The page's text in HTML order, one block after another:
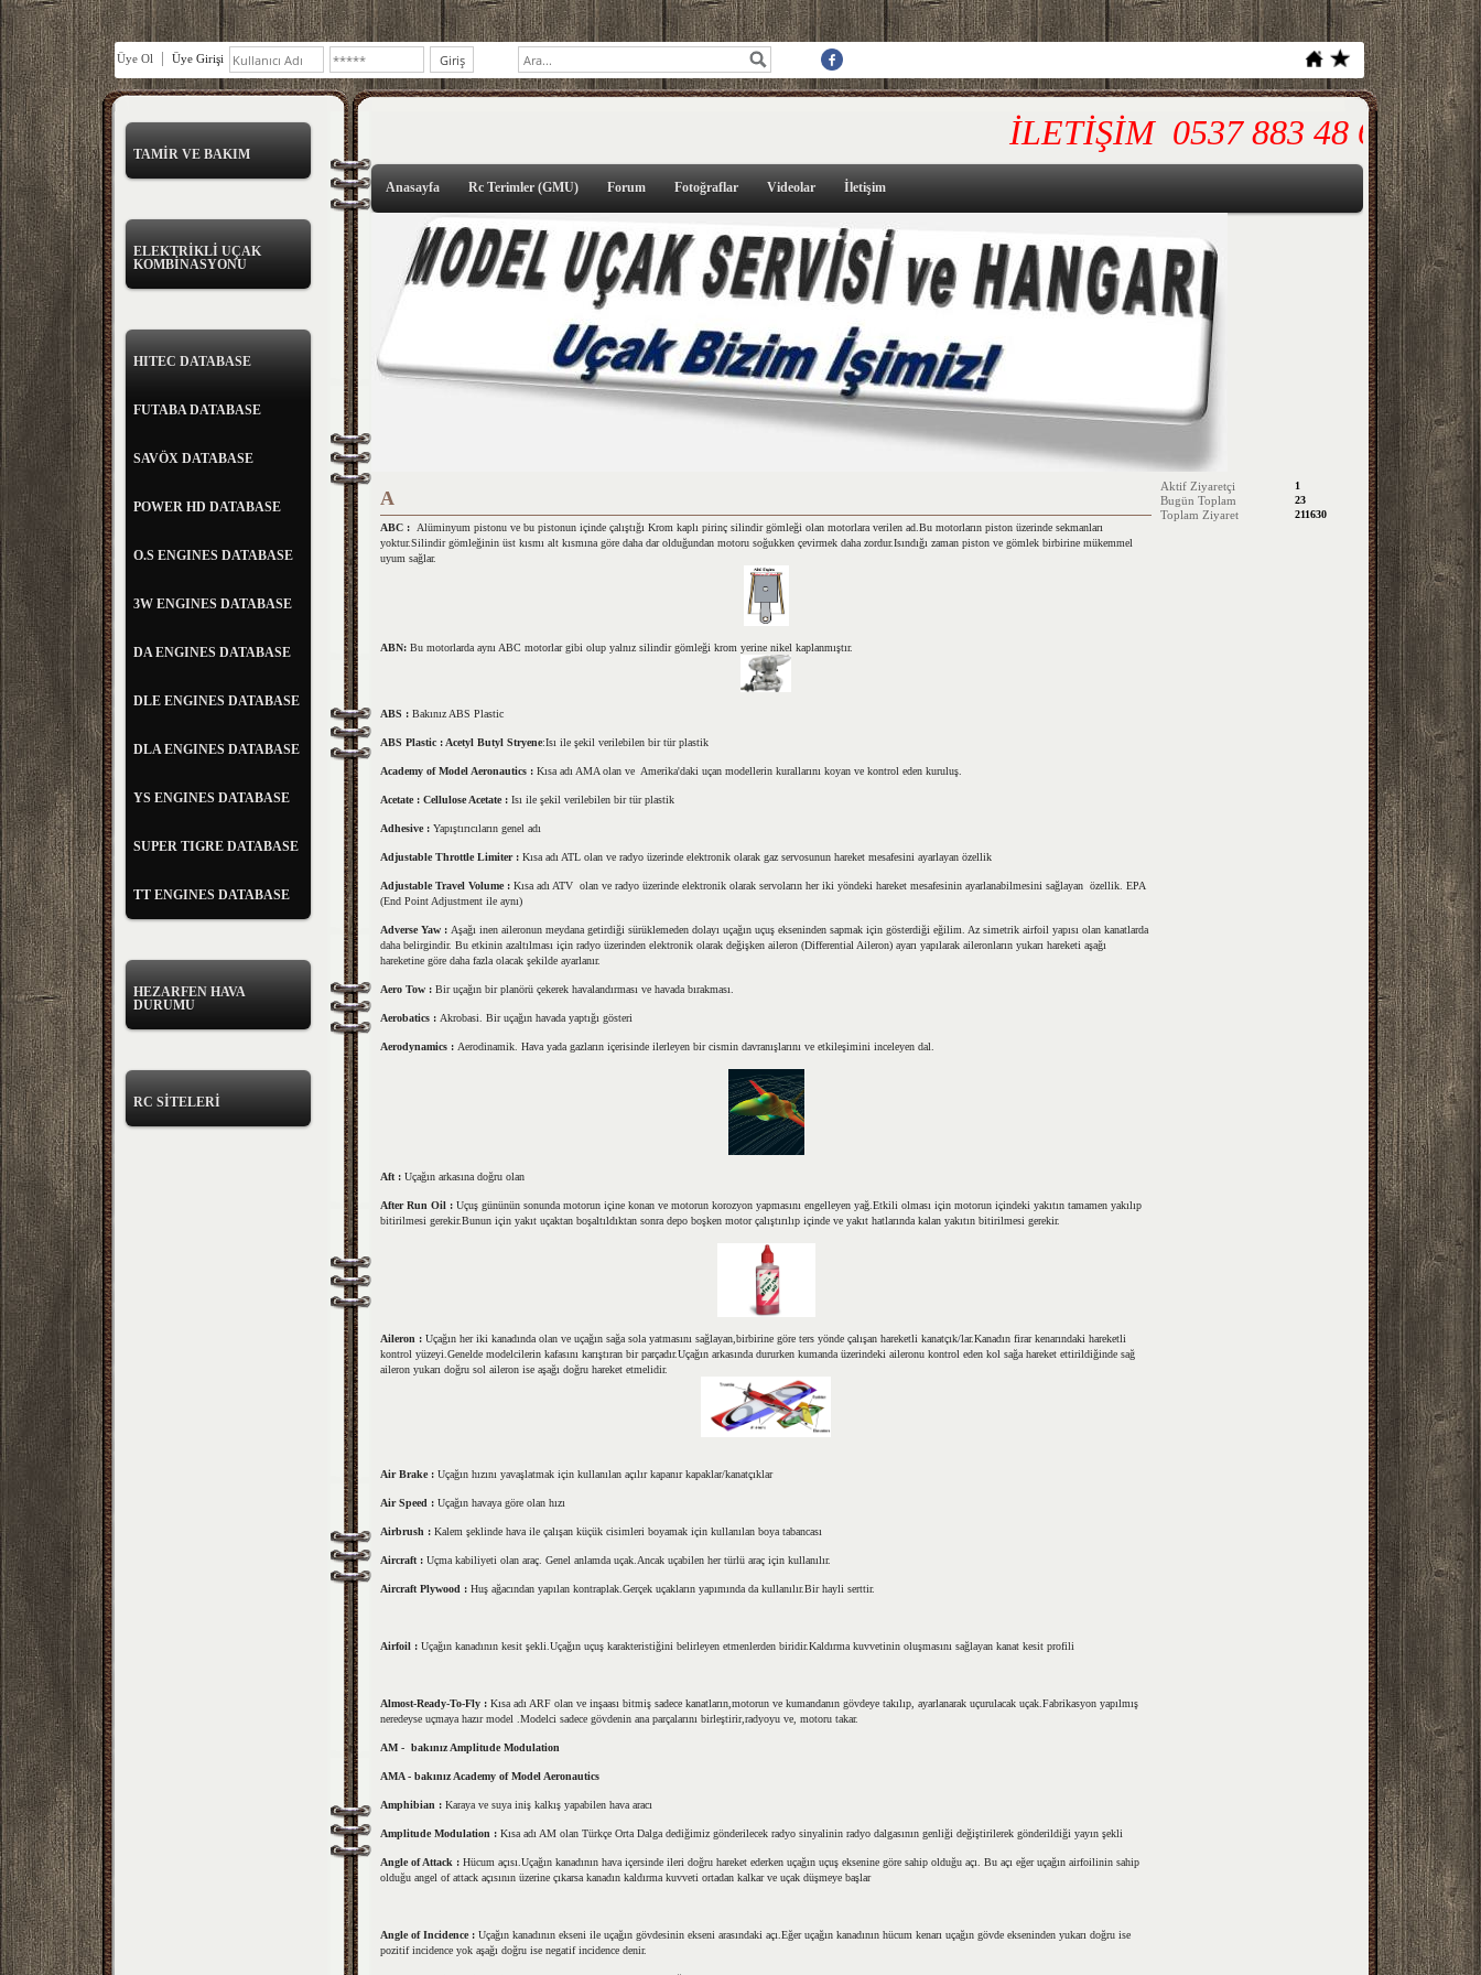
Üye Ol Üye Girişi
TAMİR VE BAKIM
ELEKTRİKLİ UÇAK
KOMBİNASYONU
HITEC DATABASE
FUTABA DATABASE
SAVÖX DATABASE
POWER HD DATABASE
O.S ENGINES DATABASE
3W ENGINES DATABASE
DA ENGINES DATABASE
DLE ENGINES DATABASE
DLA ENGINES DATABASE
YS ENGINES DATABASE
SUPER TIGRE DATABASE
TT ENGINES DATABASE
HEZARFEN HAVA
DURUMU
RC SİTELERİ
İLETİŞİM 0537 883 48 61
Anasayfa Rc Terimler (GMU) Forum Fotoğraflar Videolar İletişim
A
ABC : Alüminyum pistonu ve bu pistonun içinde çalıştığı Krom kaplı pirinç silindir gömleği olan motorlara verilen ad.Bu motorların piston üzerinde sekmanları
yoktur.Silindir gömleğinin üst kısmı alt kısmına göre daha dar olduğundan motoru soğukken çevirmek daha zordur.Isındığı zaman piston ve gömlek birbirine mükemmel
uyum sağlar.
ABN: Bu motorlarda aynı ABC motorlargibi olup yalnız silindir gömleği krom yerine nikel kaplanmıştır.
ABS : Bakınız ABS Plastic
ABS Plastic : Acetyl Butyl Stryene:Isı ile şekil verilebilen bir tür plastik
Academy of Model Aeronautics : Kısa adı AMA olan ve Amerika'daki uçan modellerin kurallarını koyan ve kontrol eden kuruluş.
Acetate : Cellulose Acetate : Isı ile şekil verilebilen bir tür plastik
Adhesive : Yapıştırıcıların genel adı
Adjustable Throttle Limiter : Kısa adı ATL olan ve radyo üzerinde elektronik olarak gaz servosunun hareket mesafesini ayarlayan özellik
Adjustable Travel Volume : Kısa adı ATV olan ve radyo üzerinde elektronik olarak servoların her iki yöndeki hareket mesafesinin ayarlanabilmesini sağlayan özellik. EPA
(End Point Adjustment ile aynı)
Adverse Yaw : Aşağı inen aileronun meydana getirdiği sürüklemeden dolayı uçağın uçuş ekseninden sapmak için gösterdiği eğilim. Az simetrik airfoil yapısı olan kanatlarda
daha belirgindir. Bu etkinin azaltılması için radyo üzerinden elektronik olarak değişken aileron (Differential Aileron) ayarı yapılarak aileronların yukarı hareketi aşağı
hareketine göre daha fazla olacak şekilde ayarlanır.
Aero Tow : Bir uçağın bir planörü çekerek havalandırması ve havada bırakması.
Aerobatics : Akrobasi. Bir uçağın havada yaptığı gösteri
Aerodynamics : Aerodinamik. Hava yada gazların içerisinde ilerleyen bir cismin davranışlarını ve etkileşimini inceleyen dal.
Aft : Uçağın arkasına doğru olan
After Run Oil : Uçuş gününün sonunda motorun içine konan ve motorun korozyon yapmasını engelleyen yağ.Etkili olması için motorun içindeki yakıtın tamamen yakılıp
bitirilmesi gerekir.Bunun için yakıt uçaktan boşaltıldıktan sonra depo boşken motor çalıştırılıp içinde ve yakıt hatlarında kalan yakıtın bitirilmesi gerekir.
Aileron : Uçağın her iki kanadında olan ve uçağın sağa sola yatmasını sağlayan,birbirine göre ters yönde çalışan hareketli kanatçık/lar.Kanadın firar kenarındaki hareketli
kontrol yüzeyi.Genelde modelcilerin kafasını karıştıran bir parçadır.Uçağın arkasında dururken kumanda üzerindeki aileronu kontrol eden kol sağa hareket ettirildiğinde sağ
aileron yukarı doğru sol aileron ise aşağı doğru hareket etmelidir.
Air Brake : Uçağın hızını yavaşlatmak için kullanılan açılır kapanır kapaklar/kanatçıklar
Air Speed : Uçağın havaya göre olan hızı
Airbrush : Kalem şeklinde hava ile çalışan küçük cisimleri boyamak için kullanılan boya tabancası
Aircraft : Uçma kabiliyeti olan araç. Genel anlamda uçak.Ancak uçabilen her türlü araç için kullanılır.
Aircraft Plywood : Huş ağacından yapılan kontraplak.Gerçek uçakların yapımında da kullanılır.Bir hayli serttir.
Airfoil : Uçağın kanadının kesit şekli.Uçağın uçuş karakteristiğini belirleyen etmenlerden biridir.Kaldırma kuvvetinin oluşmasını sağlayan kanat kesit profili
Almost-Ready-To-Fly : Kısa adı ARF olan ve inşaası bitmiş sadece kanatların,motorun ve kumandanın gövdeye takılıp, ayarlanarak uçurulacak uçak.Fabrikasyon yapılmış
neredeyse uçmaya hazır model .Modelci sadece gövdenin ana parçalarını birleştirir,radyoyu ve, motoru takar.
AM - bakınız Amplitude Modulation
AMA - bakınız Academy of Model Aeronautics
Amphibian : Karaya ve suya iniş kalkış yapabilen hava aracı
Amplitude Modulation : Kısa adı AM olan Türkçe Orta Dalga dediğimiz gönderilecek radyo sinyalinin radyo dalgasının genliği değiştirilerek gönderildiği yayın şekli
Angle of Attack : Hücum açısı.Uçağın kanadının hava içersinde ileri doğru hareket ederken uçağın uçuş eksenine göre sahip olduğu açı. Bu açı eğer uçağın airfoilinin sahip
olduğu angel of attack açısının üzerine çıkarsa kanadın kaldırma kuvveti ortadan kalkar ve uçak düşmeye başlar
Angle of Incidence : Uçağın kanadının ekseni ile uçağın gövdesinin ekseni arasındaki açı.Eğer uçağın kanadının hücum kenarı uçağın gövde ekseninden yukarı doğru ise
pozitif incidence yok aşağı doğru ise negatif incidence denir.
Aktif Ziyaretçi 1
Bugün Toplam 23
Toplam Ziyaret 211630